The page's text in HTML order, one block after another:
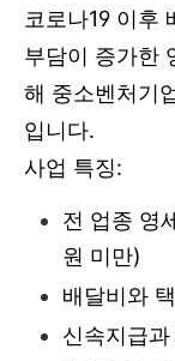
코로나19 이후
부담이 증가한
해 중소벤처기
입니다.
사업 특징:
전 업종 영
원 미만)
배달비와
신속지급